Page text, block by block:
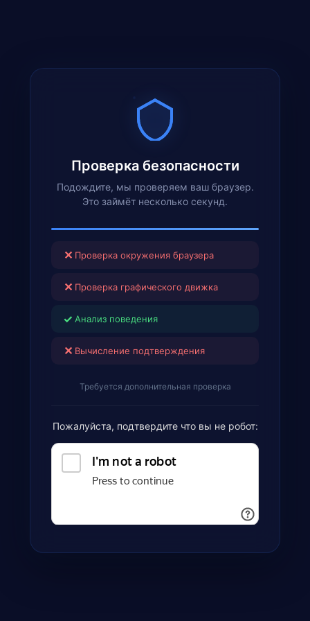
Проверка безопасности
Подождите, мы проверяем ваш браузер.
Это займёт несколько секунд.
✕ Проверка окружения браузера
✕ Проверка графического движка
✓ Анализ поведения
✕ Вычисление подтверждения
Требуется дополнительная проверка
Пожалуйста, подтвердите что вы не робот: